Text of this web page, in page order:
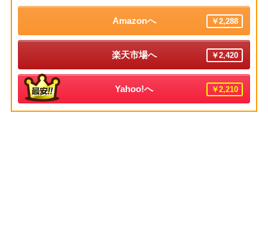
Amazonへ ￥2,288
楽天市場へ ￥2,420
Yahoo!へ ￥2,210